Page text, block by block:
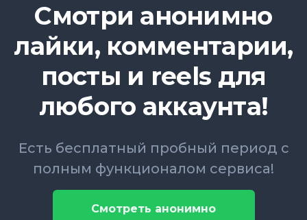
Смотри анонимно
лайки, комментарии,
посты и reels для
любого аккаунта!
Есть бесплатный пробный период с
полным функционалом сервиса!
Смотреть анонимно